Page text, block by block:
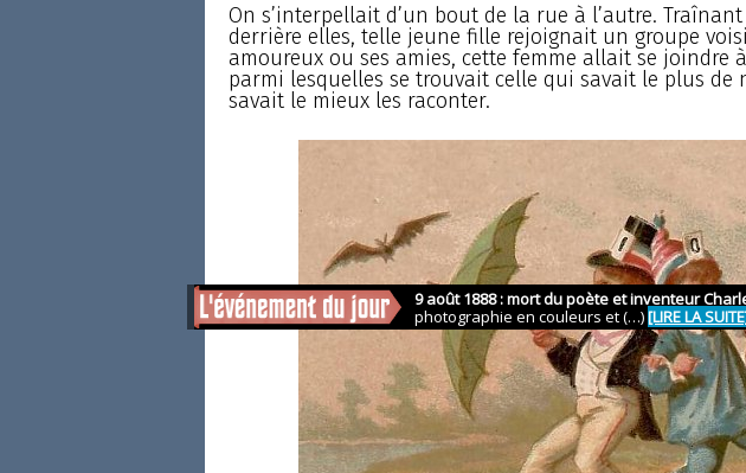
On s’interpellait d’un bout de la rue à l’autre.
derrière elles, telle jeune fille rejoignait un groupe
amoureux ou ses amies, cette femme allait se joindre
parmi lesquelles se trouvait celle qui savait le plus de
savait le mieux les raconter.